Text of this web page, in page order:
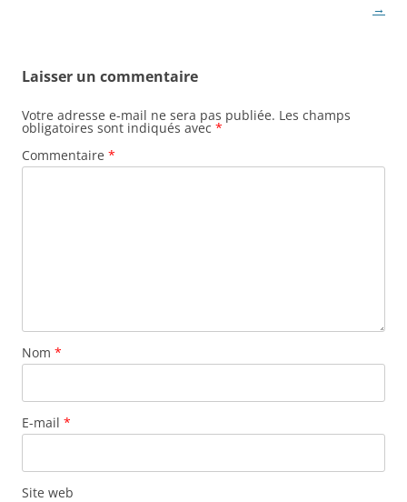
→
Laisser un commentaire
Votre adresse e-mail ne sera pas publiée. Les champs
obligatoires sont indiqués avec *
Commentaire *
Nom *
E-mail *
Site web